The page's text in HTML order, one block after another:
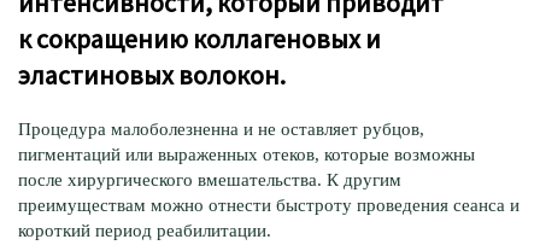
к сокращению коллагеновых и
эластиновых волокон.
Процедура малоболезненна и не оставляет рубцов,
пигментаций или выраженных отеков, которые возможны
после хирургического вмешательства. К другим
преимуществам можно отнести быстроту проведения сеанса и
короткий период реабилитации.